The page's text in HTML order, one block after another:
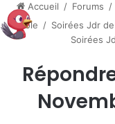
Accueil / Forums /
rôle / Soirées Jdr
Soirées